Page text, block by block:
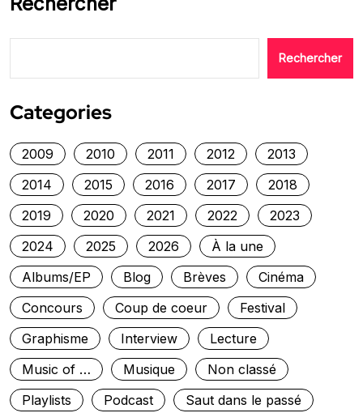
Rechercher
Categories
2009 2010 2011 2012
2013
2014
2015 2016 2017
2018
2019
2020 2021 2022
2023
2024
2025 2026
À la une
Albums/EP
Blog Brèves
Cinéma
Concours
Coup de coeur
Festival
Graphisme
Interview
Lecture
Music of …
Musique
Non classé
Playlists
Podcast
Saut dans le passé